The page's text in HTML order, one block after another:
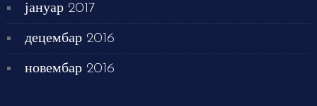
јануар 2017
децембар 2016
новембар 2016